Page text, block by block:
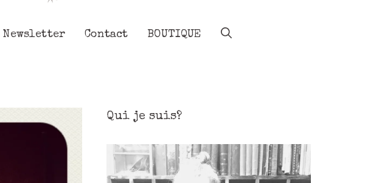
Newsletter Contact BOUTIQUE
Qui je suis?